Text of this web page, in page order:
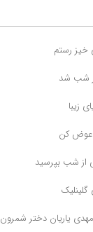
خیز رستم
شب شد
زیبا
عوض کن
از شب بپرسید
یاریان دختر شمرون